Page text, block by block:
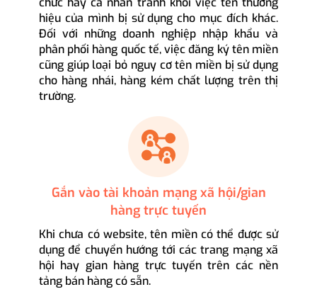
hiệu của mình bị sử dụng cho mục đích khác.
Đối với những doanh nghiệp nhập khẩu và
phân phối hàng quốc tế, việc đăng ký tên miền
cũng giúp loại bỏ nguy cơ tên miền bị sử dụng
cho hàng nhái, hàng kém chất lượng trên thị
trường.
Gắn vào tài khoản mạng xã hội/gian
hàng trực tuyến
Khi chưa có website, tên miền có thể được sử
dụng để chuyển hướng tới các trang mạng xã
hội hay gian hàng trực tuyến trên các nền
tảng bán hàng có sẵn.